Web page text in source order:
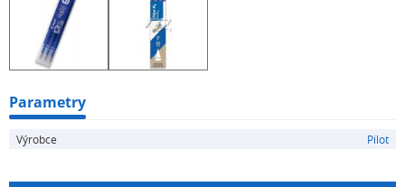
Parametry
Výrobce Pilot